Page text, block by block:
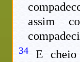
assim
34 E cheio